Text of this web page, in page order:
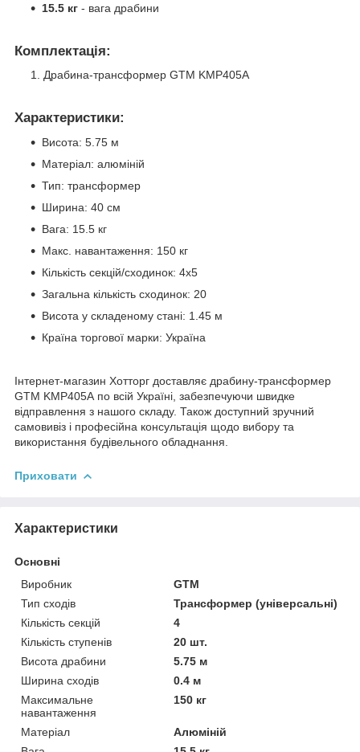
15.5 кг - вага драбини
Комплектація:
Драбина-трансформер GTM KMP405A
Характеристики:
Висота: 5.75 м
Матеріал: алюміній
Тип: трансформер
Ширина: 40 см
Вага: 15.5 кг
Макс. навантаження: 150 кг
Кількість секцій/сходинок: 4х5
Загальна кількість сходинок: 20
Висота у складеному стані: 1.45 м
Країна торгової марки: Україна
Інтернет-магазин Хотторг доставляє драбину-трансформер
GTM KMP405A по всій Україні, забезпечуючи швидке
відправлення з нашого складу. Також доступний зручний
самовивіз і професійна консультація щодо вибору та
використання будівельного обладнання.
Приховати
Характеристики
Основні
Виробник
GTM
Тип сходів
Трансформер (універсальні)
Кількість секцій
4
Кількість ступенів
20 шт.
Висота драбини
5.75 м
Ширина сходів
0.4 м
Максимальне
навантаження
150 кг
Матеріал
Алюміній